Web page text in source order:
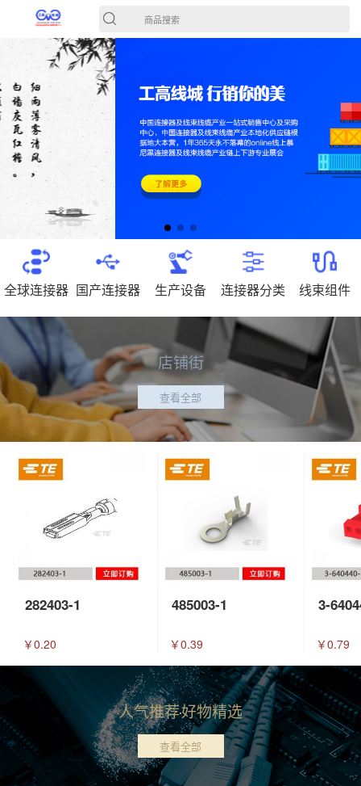
商品搜索
全球连接器 国产连接器 生产设备 连接器分类 线束组件
店铺街
查看全部
282403-1
￥0.20
485003-1
￥0.39
3-
￥0.79
人气推荐好物精选
查看全部